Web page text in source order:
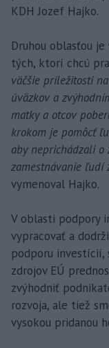
KDH Jozef Hajko.
Druhou oblasťou
tých, ktorí chcú
väčšie príležitosti
úväzkov a
matky a otcov
krokom je pomôcť
aby neprichádzali o
zamestnávanie ľudí
vymenoval Hajko.
V oblasti podpory
vypracovať a
podporu investícií,
zdrojov EÚ
zvýhodniť
rozvoja, ale tiež
vysokou pridanou